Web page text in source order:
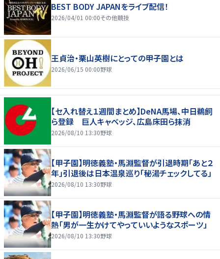
BEST BODY JAPANをライブ配信！
2026/04/01 00:00その他競技
王貞治・栗山英樹にとっての甲子園とは
2026/06/15 00:00野球
【セ入れ替え１週間まとめ】DeNA馬場、中日鵜飼
ら登録 巨人キャベッジ、広島床田ら抹消
2026/08/10 13:30野球
【甲子園】明徳義塾・馬淵監督が引退時期「あと２
年」引退後は日本温泉巡り「秘湯チェックしてる」
2026/08/10 13:30野球
【甲子園】明徳義塾・馬淵監督が語る野球への情
熱「男が一生かけてやっていいようなスポーツ」
2026/08/10 13:30野球